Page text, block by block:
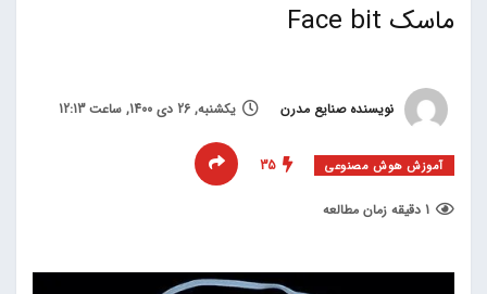
ماسک Face bit
نویسنده صنایع مدرن یکشنبه, 26 دی 1400, ساعت 12:13
آموزش هوش مصنوعی 35
1 دقیقه زمان مطالعه